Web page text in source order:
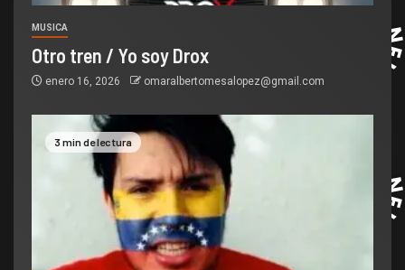
MUSICA
Otro tren / Yo soy Drox
enero 16, 2026 omaralbertomesalopez@gmail.com
3 min de lectura